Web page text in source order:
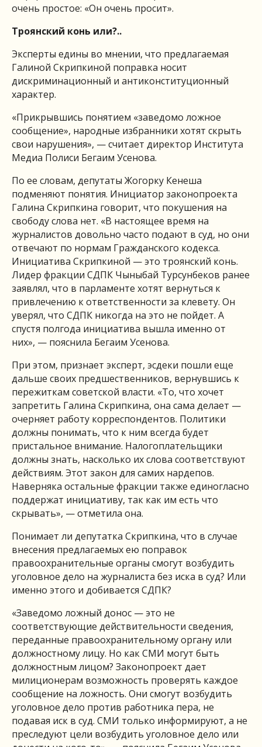
очень простое: «Он очень просит».
Троянский конь или?..
Эксперты едины во мнении, что предлагаемая
Галиной Скрипкиной поправка носит
дискриминационный и антиконституционный
характер.
«Прикрывшись понятием «заведомо ложное
сообщение», народные избранники хотят скрыть
свои нарушения», — считает директор Института
Медиа Полиси Бегаим Усенова.
По ее словам, депутаты Жогорку Кенеша
подменяют понятия. Инициатор законопроекта
Галина Скрипкина говорит, что покушения на
свободу слова нет. «В настоящее время на
журналистов довольно часто подают в суд, но они
отвечают по нормам Гражданского кодекса.
Инициатива Скрипкиной — это троянский конь.
Лидер фракции СДПК Чыныбай Турсунбеков ранее
заявлял, что в парламенте хотят вернуться к
привлечению к ответственности за клевету. Он
уверял, что СДПК никогда на это не пойдет. А
спустя полгода инициатива вышла именно от
них», — пояснила Бегаим Усенова.
При этом, признает эксперт, эсдеки пошли еще
дальше своих предшественников, вернувшись к
пережиткам советской власти. «То, что хочет
запретить Галина Скрипкина, она сама делает —
очерняет работу корреспондентов. Политики
должны понимать, что к ним всегда будет
пристальное внимание. Налогоплательщики
должны знать, насколько их слова соответствуют
действиям. Этот закон для самих нардепов.
Наверняка остальные фракции также единогласно
поддержат инициативу, так как им есть что
скрывать», — отметила она.
Понимает ли депутатка Скрипкина, что в случае
внесения предлагаемых ею поправок
правоохранительные органы смогут возбудить
уголовное дело на журналиста без иска в суд? Или
именно этого и добивается СДПК?
«Заведомо ложный донос — это не
соответствующие действительности сведения,
переданные правоохранительному органу или
должностному лицу. Но как СМИ могут быть
должностным лицом? Законопроект дает
милиционерам возможность проверять каждое
сообщение на ложность. Они смогут возбудить
уголовное дело против работника пера, не
подавая иск в суд. СМИ только информируют, а не
преследуют цели возбудить уголовное дело или